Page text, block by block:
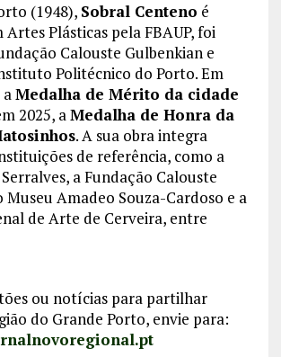
(1948), Sobral Centeno é
Plásticas pela FBAUP, foi
Calouste Gulbenkian e
Politécnico do Porto. Em
aMedalha de Mérito da cidade
2025, aMedalha de Honra da
. A sua obra integra
de referência, como a
a Fundação Calouste
Museu Amadeo Souza-Cardoso e a
de Arte de Cerveira, entre
ou notícias para partilhar
do Grande Porto, envie para: